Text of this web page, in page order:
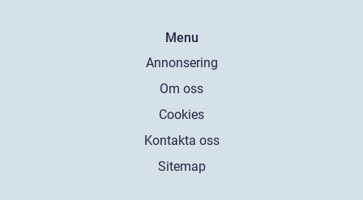
Menu
Annonsering
Om oss
Cookies
Kontakta oss
Sitemap